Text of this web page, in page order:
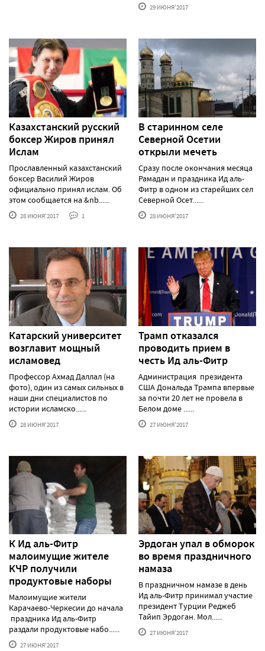
29 ИЮНЯ'2017
Казахстанский русский
боксер Жиров принял
Ислам
Прославленный казахстанский
боксер Василий Жиров
официально принял ислам. Об
этом сообщается на &nb......
28 ИЮНЯ'2017 1
В старинном селе
Северной Осетии
открыли мечеть
Сразу после окончания месяца
Рамадан и праздника Ид аль-
Фитр в одном из старейших сел
Северной Осет......
28 ИЮНЯ'2017
Катарский университет
возглавит мощный
исламовед
Профессор Ахмад Даллал (на
фото), один из самых сильных в
наши дни специалистов по
истории исламско......
28 ИЮНЯ'2017
Трамп отказался
проводить прием в
честь Ид аль-Фитр
Администрация президента
США Дональда Трампа впервые
за почти 20 лет не провела в
Белом доме ......
27 ИЮНЯ'2017
К Ид аль-Фитр
малоимущие жителе
КЧР получили
продуктовые наборы
Малоимущие жители
Карачаево-Черкесии до начала
праздника Ид аль-Фитр
раздали продуктовые набо......
27 ИЮНЯ'2017
Эрдоган упал в обморок
во время праздничного
намаза
В праздничном намазе в день
Ид аль-Фитр принимал участие
президент Турции Реджеб
Тайип Эрдоган. Мол......
27 ИЮНЯ'2017